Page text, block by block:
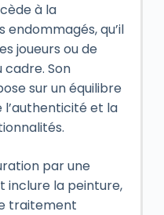
à la
qu’il
joueurs ou de
Son
sur un équilibre
et la
par une
inclure la peinture,
traitement